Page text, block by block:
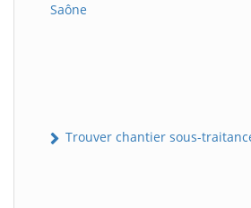
Saône
Trouver chantier sous-